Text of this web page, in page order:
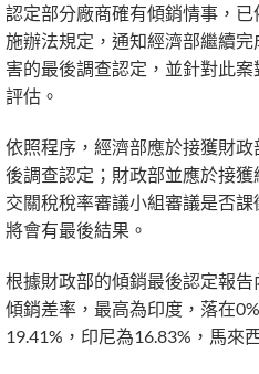
認定部分廠商確有傾銷情事，
施辦法規定，通知經濟部繼續
害的最後調查認定，並針對此
評估。
依照程序，經濟部應於接獲財
後調查認定；財政部並應於接
交關稅稅率審議小組審議是否
將會有最後結果。
根據財政部的傾銷最後認定報
傾銷差率，最高為印度，落在
19.41%，印尼為16.83%，馬來